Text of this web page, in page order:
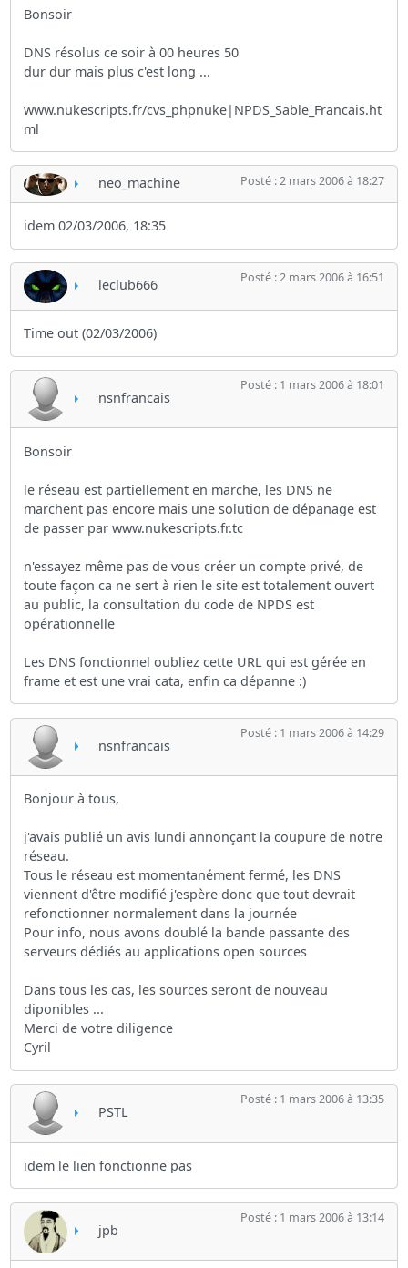
Bonsoir
DNS résolus ce soir à 00 heures 50
dur dur mais plus c'est long ...
www.nukescripts.fr/cvs_phpnuke|NPDS_Sable_Francais.ht
ml
neo_machine Posté : 2 mars 2006 à 18:27
idem 02/03/2006, 18:35
leclub666 Posté : 2 mars 2006 à 16:51
Time out (02/03/2006)
nsnfrancais
Posté : 1 mars 2006 à 18:01
Bonsoir
le réseau est partiellement en marche, les DNS ne
marchent pas encore mais une solution de dépanage est
de passer par www.nukescripts.fr.tc
n'essayez même pas de vous créer un compte privé, de
toute façon ca ne sert à rien le site est totalement ouvert
au public, la consultation du code de NPDS est
opérationnelle
Les DNS fonctionnel oubliez cette URL qui est gérée en
frame et est une vrai cata, enfin ca dépanne :)
nsnfrancais
Posté : 1 mars 2006 à 14:29
Bonjour à tous,
j'avais publié un avis lundi annonçant la coupure de notre
réseau.
Tous le réseau est momentanément fermé, les DNS
viennent d'être modifié j'espère donc que tout devrait
refonctionner normalement dans la journée
Pour info, nous avons doublé la bande passante des
serveurs dédiés au applications open sources
Dans tous les cas, les sources seront de nouveau
diponibles ...
Merci de votre diligence
Cyril
PSTL
Posté : 1 mars 2006 à 13:35
idem le lien fonctionne pas
jpb
Posté : 1 mars 2006 à 13:14